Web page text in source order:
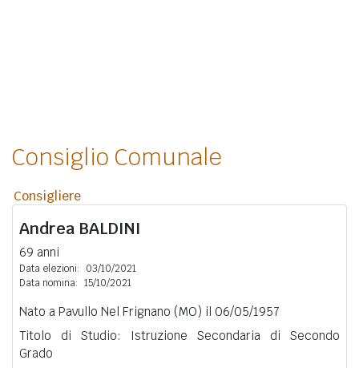
Consiglio Comunale
Consigliere
Andrea BALDINI
69 anni
Data elezioni:
03/10/2021
Data nomina: 15/10/2021
Nato a Pavullo Nel Frignano (MO) il 06/05/1957
Titolo di Studio: Istruzione Secondaria di Secondo
Grado